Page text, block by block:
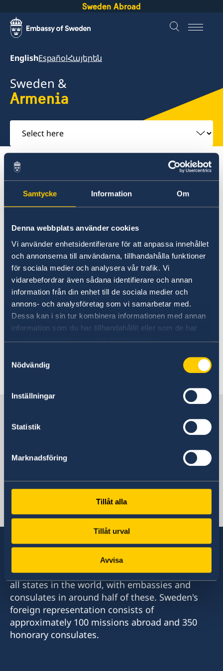
Samtycke Information Om
Denna webbplats använder cookies
Vi använder enhetsidentifierare för att anpassa innehållet
och annonserna till användarna, tillhandahålla funktioner
för sociala medier och analysera vår trafik. Vi
vidarebefordrar även sådana identifierare och annan
information från din enhet till de sociala medier och
annons- och analysföretag som vi samarbetar med.
Dessa kan i sin tur kombinera informationen med annan
information som du har tillhandahållit eller som de har
samlat in när du har använt deras tjänster.
Nödvändig
Inställningar
Statistik
Marknadsföring
Tillåt alla
Tillåt urval
Avvisa
Sweden Abroad
EnglishEspañolՀայերեն
Sweden &
Armenia
Select
here
Going to Sweden?
Visiting Sweden
Going to Sweden?
Visiting Sweden
Moving to someone in Sweden
Apply for a residence permit
Working in Sweden
Studying in Sweden
Swedish customs regulations
Development and aid
Visiting Sweden
The Embassy of Sweden in Yerevan
does not issue any visas.
The Embassy of Germany in Yerevan acts as the
representative of Sweden for Schengen visa
matters. Visa applications are collected by
related inquiries should be directed to
TLScontact
Armenia, Yerevan
Swedish consulates
Sweden has diplomatic relations with almost
all states in the world, with embassies and
consulates in around half of these. Sweden's
foreign representation consists of
approximately 100 missions abroad and 350
honorary consulates.